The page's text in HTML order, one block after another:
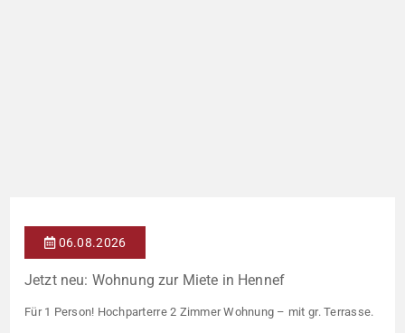
06.08.2026
Jetzt neu: Wohnung zur Miete in Hennef
Für 1 Person! Hochparterre 2 Zimmer Wohnung – mit gr. Terrasse.